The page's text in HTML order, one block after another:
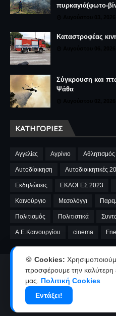
πυρκαγιά(φωτο-
Καταστροφέας
Σύγκρουση και
Ψάθα
ΚΑΤΗΓΟΡΊΕΣ
Αγγελίες Αγρίνιο Αθλητισμός
Αυτοδίοικηση Αυτοδιοικητικές
Εκδηλώσεις ΕΚΛΟΓΕΣ 2023
Καινούργιο Μεσολόγγι
Πολιτισμός Πολιτιστικά
A.E.Καινουργίου cinema
Αρχική Ταυτότητα
Όροι
Copyright ©2026 kainourgiopress-
🍪 Cookies:
προσφέρουμε την καλύτερη
μας. Πολιτική Cookies
Εντάξει!